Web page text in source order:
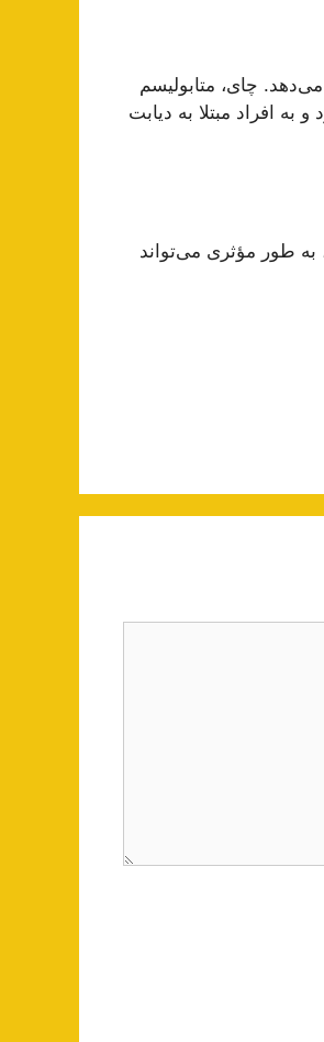
نوشیدنی خطر ابتلا به دیابت نوع ۲ را کاهش می‌دهد. چای، متابولیسم
افراد مبتلا به دیابت
طور مؤثری می‌تواند